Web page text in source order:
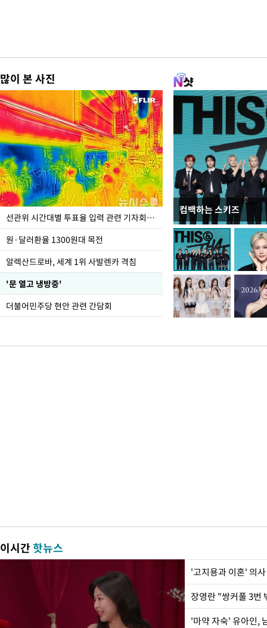
많이 본 사진
선관위 시간대별 투표율 입력 관련 기자회견하는 주진우 의원
원·달러환율 1300원대 목전
알렉산드로바, 세계 1위 사발렌카 격침
'문 열고 냉방중'
더불어민주당 현안 관련 간담회
컴백하는 스키즈
주유소 기름값 12주
이시간핫뉴스
'고지용과 이혼' 의
'마약 자숙' 유아인,